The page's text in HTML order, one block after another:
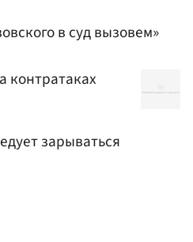
в суд вызовем»
контратаках
зарываться